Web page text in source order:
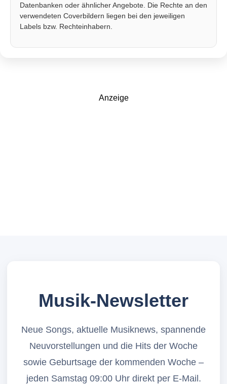
Datenbanken oder ähnlicher Angebote. Die Rechte an den
verwendeten Coverbildern liegen bei den jeweiligen
Labels bzw. Rechteinhabern.
Anzeige
Musik-Newsletter
Neue Songs, aktuelle Musiknews, spannende
Neuvorstellungen und die Hits der Woche
sowie Geburtsage der kommenden Woche –
jeden Samstag 09:00 Uhr direkt per E-Mail.